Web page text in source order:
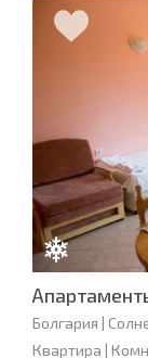
Болгария |
Квартира |